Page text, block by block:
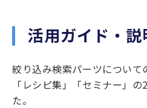
活用ガイド・
絞り込み検索パーツについて
「レシピ集」「セミナー」
た。